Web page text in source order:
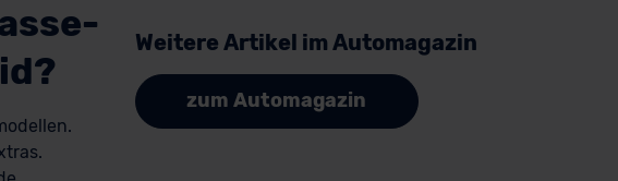
Weitere Artikel im Automagazin
zum Automagazin